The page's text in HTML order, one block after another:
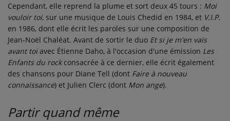
Cependant, elle reprend la plume et sort deux 45 tours : Moi
vouloir toi, sur une musique de Louis Chedid en 1984, et V.I.P.
en 1986, dont elle écrit les paroles sur une composition de
Jean-Noël Chaléat. Avant de sortir le duo Et si je m'en vais
avant toiavec Étienne Daho, à l'occasion d'une émission Les
Enfants du rockconsacrée à ce dernier, elle écrit également
des chansons pour Diane Tell (dont Faire à nouveau
connaissance) et Julien Clerc (dont Mon ange).
Partir quand même